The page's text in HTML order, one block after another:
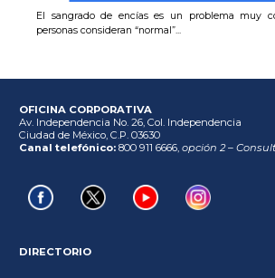
El sangrado de encías es un problema muy
personas consideran “normal”...
OFICINA CORPORATIVA
Av. Independencia No. 26, Col. Independencia
Ciudad de México, C.P. 03630
Canal telefónico: 800 911 6666, opción 2 –
DIRECTORIO